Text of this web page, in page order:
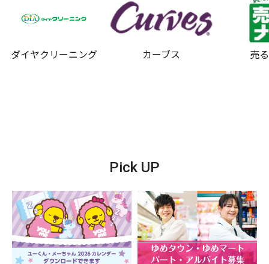
ダイヤクリーニング カーブス 売
Pick UP